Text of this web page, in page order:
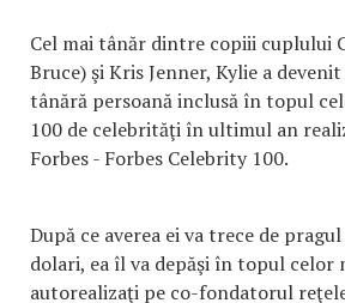
Cel mai tânăr dintre copiii cuplului
Bruce) şi Kris Jenner, Kylie a
tânără persoană inclusă în topul
100 de celebrităţi în ultimul an
Forbes - Forbes Celebrity 100.
După ce averea ei va trece de
dolari, ea îl va depăşi în topul celor
autorealizaţi pe co-fondatorul